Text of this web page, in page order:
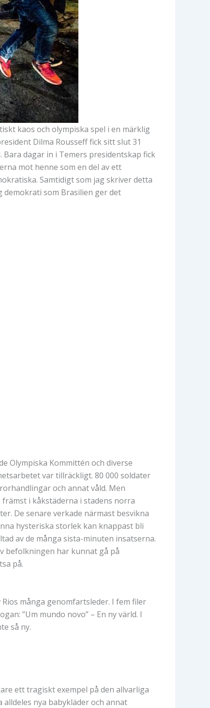
kaos och olympiska spel i en märklig
Dilma Rousseff fick sitt slut 31
dagar in i Temers presidentskap fick
mot henne som en del av ett
Samtidigt som jag skriver detta
demokrati som Brasilien ger det
Olympiska Kommittén och diverse
var tillräckligt. 80 000 soldater
och annat våld. Men
i kåkstäderna i stadens norra
De senare verkade närmast besvikna
hysteriska storlek kan knappast bli
av de många sista-minuten insatserna.
befolkningen har kunnat gå på
på.
många genomfartsleder. I fem filer
”Um mundo novo” – En ny värld. I
så ny.
ett tragiskt exempel på den allvarliga
nya babykläder och annat